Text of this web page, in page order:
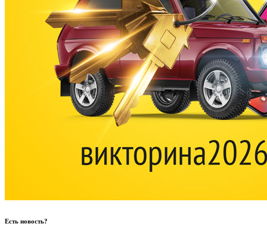
Есть новость?